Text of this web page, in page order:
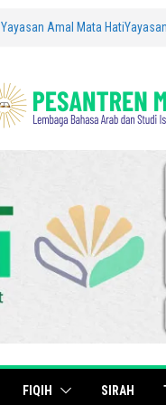
Yayasan Amal Mata Hati
FIQIH SIRAH